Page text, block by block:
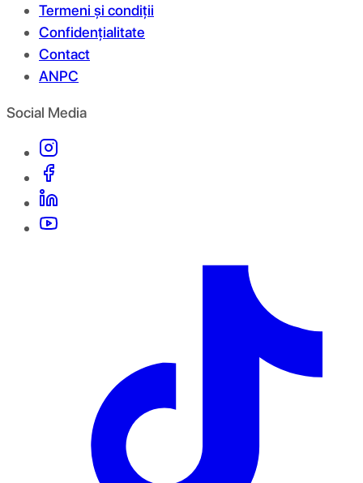
Termeni și condiții
Confidențialitate
Contact
ANPC
Social Media